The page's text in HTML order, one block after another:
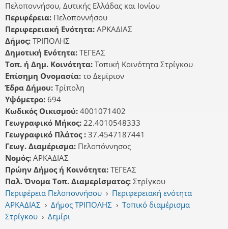
Πελοποννήσου, Δυτικής Ελλάδας και Ιονίου
Περιφέρεια: Πελοποννήσου
Περιφερειακή Ενότητα: ΑΡΚΑΔΙΑΣ
Δήμος: ΤΡΙΠΟΛΗΣ
Δημοτική Ενότητα: ΤΕΓΕΑΣ
Τοπ. ή Δημ. Κοινότητα: Τοπική Κοινότητα Στρίγκου
Επίσημη Ονομασία: το Δεμίριον
Έδρα Δήμου: Τρίπολη
Υψόμετρο: 694
Κωδικός Οικισμού: 4001071402
Γεωγραφικό Μήκος: 22.4010548333
Γεωγραφικό Πλάτος : 37.4547187441
Γεωγ. Διαμέρισμα: Πελοπόννησος
Νομός: ΑΡΚΑΔΙΑΣ
Πρώην Δήμος ή Κοινότητα: ΤΕΓΕΑΣ
Παλ. Όνομα Τοπ. Διαμερίσματος: Στρίγκου
Περιφέρεια Πελοποννήσου › Περιφερειακή ενότητα
ΑΡΚΑΔΙΑΣ › Δήμος ΤΡΙΠΟΛΗΣ › Τοπικό διαμέρισμα
Στρίγκου › Δεμίρι